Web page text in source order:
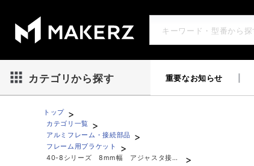
カテゴリから探す 重要なお知らせ
トップ >
カテゴリ一覧 >
アルミフレーム・接続部品 >
フレーム用ブラケット >
40-8シリーズ 8mm幅 アジャスタ接続板
>